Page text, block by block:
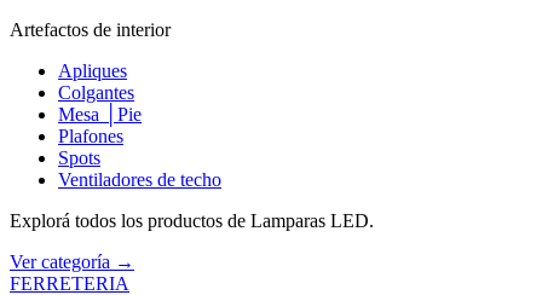
Artefactos de interior
Apliques
Colgantes
Mesa │Pie
Plafones
Spots
Ventiladores de techo
Explorá todos los productos de Lamparas LED.
Ver categoría →
FERRETERIA